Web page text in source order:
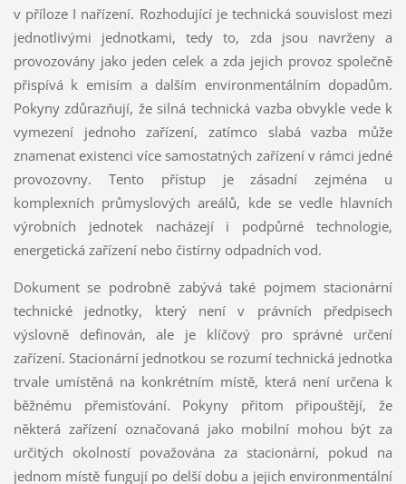
v příloze I nařízení. Rozhodující je technická souvislost mezi
jednotlivými jednotkami, tedy to, zda jsou navrženy a
provozovány jako jeden celek a zda jejich provoz společně
přispívá k emisím a dalším environmentálním dopadům.
Pokyny zdůrazňují, že silná technická vazba obvykle vede k
vymezení jednoho zařízení, zatímco slabá vazba může
znamenat existenci více samostatných zařízení v rámci jedné
provozovny. Tento přístup je zásadní zejména u
komplexních průmyslových areálů, kde se vedle hlavních
výrobních jednotek nacházejí i podpůrné technologie,
energetická zařízení nebo čistírny odpadních vod.
Dokument se podrobně zabývá také pojmem stacionární
technické jednotky, který není v právních předpisech
výslovně definován, ale je klíčový pro správné určení
zařízení. Stacionární jednotkou se rozumí technická jednotka
trvale umístěná na konkrétním místě, která není určena k
běžnému přemisťování. Pokyny přitom připouštějí, že
některá zařízení označovaná jako mobilní mohou být za
určitých okolností považována za stacionární, pokud na
jednom místě fungují po delší dobu a jejich environmentální